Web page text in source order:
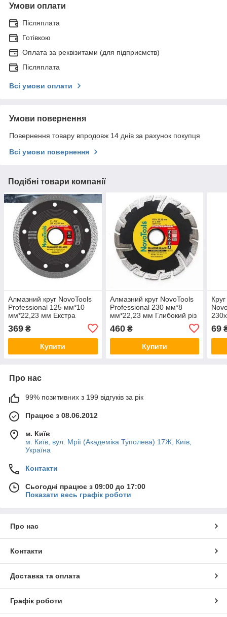
Умови оплати
Післяплата
Готівкою
Оплата за реквізитами (для підприємств)
Післяплата
Всі умови оплати
Умови повернення
Повернення товару впродовж 14 днів за рахунок покупця
Всі умови повернення
Подібні товари компанії
Алмазний круг NovoTools
Professional 125 мм*10
мм*22,23 мм Екстра
369 ₴
Купити
Алмазний круг NovoTools
Professional 230 мм*8
мм*22,23 мм Глибокий різ
460₴
Купити
Круг
69
Про нас
99% позитивних з 199 відгуків за рік
Працює з 08.06.2012
м. Київ
м. Київ, вул. Мрії (Академіка Туполева) 17Ж, Київ,
Україна
Контакти
Сьогодні працює з 09:00 до 17:00
Показати весь графік роботи
Про нас
Контакти
Доставка та оплата
Графік роботи